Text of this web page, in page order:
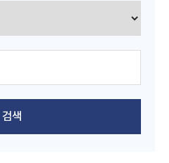
검색